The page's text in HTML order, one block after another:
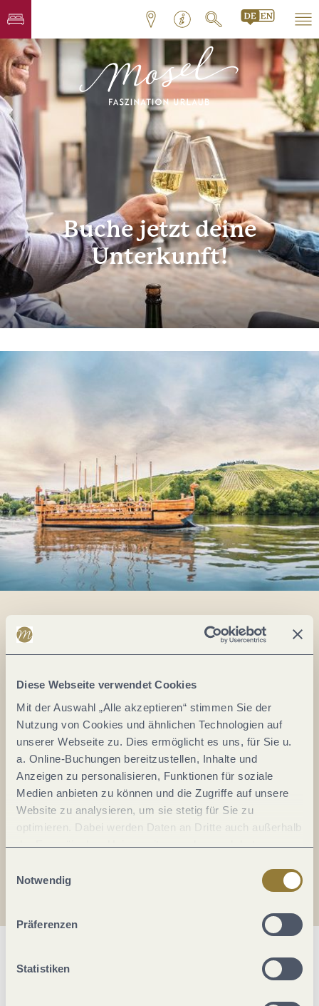
Diese Webseite verwendet Cookies
Mit der Auswahl „Alle akzeptieren“ stimmen Sie der
Nutzung von Cookies und ähnlichen Technologien auf
unserer Webseite zu. Dies ermöglicht es uns, für Sie u.
a. Online-Buchungen bereitzustellen, Inhalte und
Anzeigen zu personalisieren, Funktionen für soziale
Medien anbieten zu können und die Zugriffe auf unsere
Website zu analysieren, um sie stetig für Sie zu
optimieren. Dabei werden Daten an Dritte auch außerhalb
der Europäischen Union weitergegeben und dort
jederzeit widerrufen werden. Mit der Auswahl "Alle
ablehnen" kann es zu Beeinträchtigungen in der Nutzung
Notwendig
Präferenzen
Statistiken
Buche jetzt deine
Unterkunft!
Alles im Fluss...
Mosel im Abo: Mit unserem Newsletter
Ihre
E-
Mail-
Adresse:
*
Ich erkläre mich mit der
Datenschutzerklärung